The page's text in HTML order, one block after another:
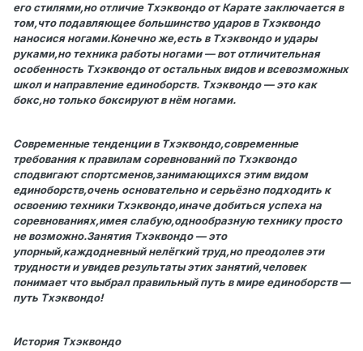
его стилями,но отличие Тхэквондо от Карате заключается в
том,что подавляющее большинство ударов в Тхэквондо
наносися ногами.Конечно же,есть в Тхэквондо и удары
руками,но техника работы ногами — вот отличительная
особенность Тхэквондо от остальных видов и всевозможных
школ и направление единоборств. Тхэквондо — это как
бокс,но только боксируют в нём ногами.
Современные тенденции в Тхэквондо,современные
требования к правилам соревнований по Тхэквондо
сподвигают спортсменов,занимающихся этим видом
единоборств,очень основательно и серьёзно подходить к
освоению техники Тхэквондо,иначе добиться успеха на
соревнованиях,имея слабую,однообразную технику просто
не возможно.Занятия Тхэквондо — это
упорный,каждодневный нелёгкий труд,но преодолев эти
трудности и увидев результаты этих занятий,человек
понимает что выбрал правильный путь в мире единоборств —
путь Тхэквондо!
История Тхэквондо